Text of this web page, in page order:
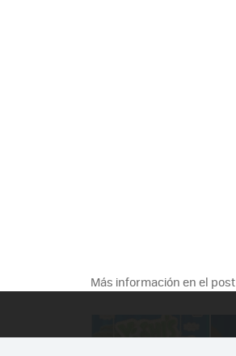
Más información en el post